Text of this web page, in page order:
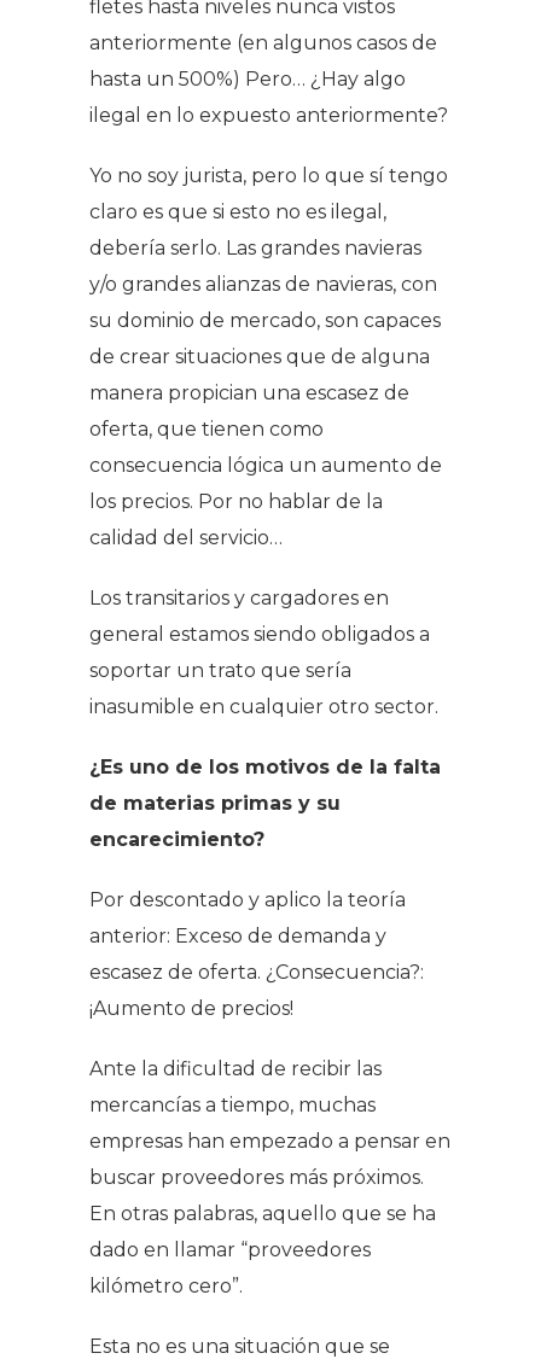
fletes hasta niveles nunca vistos
anteriormente (en algunos casos de
hasta un 500%) Pero… ¿Hay algo
ilegal en lo expuesto anteriormente?
Yo no soy jurista, pero lo que sí tengo
claro es que si esto no es ilegal,
debería serlo. Las grandes navieras
y/o grandes alianzas de navieras, con
su dominio de mercado, son capaces
de crear situaciones que de alguna
manera propician una escasez de
oferta, que tienen como
consecuencia lógica un aumento de
los precios. Por no hablar de la
calidad del servicio…
Los transitarios y cargadores en
general estamos siendo obligados a
soportar un trato que sería
inasumible en cualquier otro sector.
¿Es uno de los motivos de la falta
de materias primas y su
encarecimiento?
Por descontado y aplico la teoría
anterior: Exceso de demanda y
escasez de oferta. ¿Consecuencia?:
¡Aumento de precios!
Ante la dificultad de recibir las
mercancías a tiempo, muchas
empresas han empezado a pensar en
buscar proveedores más próximos.
En otras palabras, aquello que se ha
dado en llamar “proveedores
kilómetro cero”.
Esta no es una situación que se